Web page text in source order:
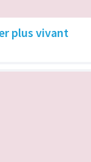
plus vivant